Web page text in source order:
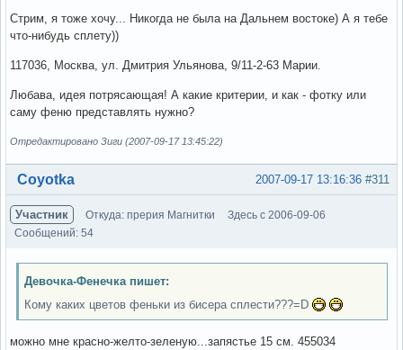
Стрим, я тоже хочу... Никогда не была на Дальнем востоке) А я тебе
что-нибудь сплету))
117036, Москва, ул. Дмитрия Ульянова, 9/11-2-63 Марии.
Любава, идея потрясающая! А какие критерии, и как - фотку или
саму феню представлять нужно?
Отредактировано Зиги (2007-09-17 13:45:22)
Вне форума #311
2007-09-17 13:16:36
Coyotka
Участник Откуда: прерия Магнитки
Здесь с 2006-09-06
Сообщений: 54
Девочка-Фенечка пишет:
Кому каких цветов феньки из бисера сплести???=D
можно мне красно-желто-зеленую...запястье 15 см. 455034